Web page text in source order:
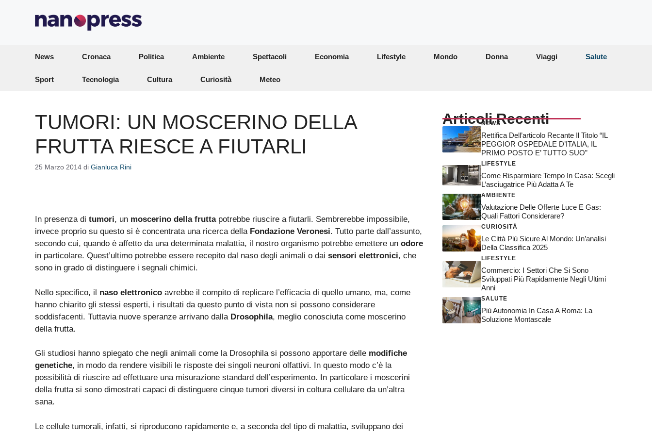
News Cronaca Politica Ambiente Spettacoli Economia Lifestyle Mondo Donna Viaggi Salute
Sport Tecnologia Cultura Curiosità Meteo
TUMORI: UN MOSCERINO DELLA
FRUTTA RIESCE A FIUTARLI
25 Marzo 2014 di Gianluca Rini
In presenza di tumori, un moscerino della fruttapotrebbe riuscire a fiutarli. Sembrerebbe impossibile,
invece proprio su questo si è concentrata una ricerca della Fondazione Veronesi. Tutto parte dall’assunto,
secondo cui, quando è affetto da una determinata malattia, il nostro organismo potrebbe emettere un odore
in particolare. Quest’ultimo potrebbe essere recepito dal naso degli animali o dai sensori elettronici, che
sono in grado di distinguere i segnali chimici.
Nello specifico, il naso elettronico avrebbe il compito di replicare l’efficacia di quello umano, ma, come
hanno chiarito gli stessi esperti, i risultati da questo punto di vista non si possono considerare
soddisfacenti. Tuttavia nuove speranze arrivano dalla Drosophila, meglio conosciuta come moscerino
della frutta.
Gli studiosi hanno spiegato che negli animali come la Drosophila si possono apportare delle modifiche
genetiche, in modo da rendere visibili le risposte dei singoli neuroni olfattivi. In questo modo c’è la
possibilità di riuscire ad effettuare una misurazione standard dell’esperimento. In particolare i moscerini
della frutta si sono dimostrati capaci di distinguere cinque tumori diversi in coltura cellulare da un’altra
sana.
Le cellule tumorali, infatti, si riproducono rapidamente e, a seconda del tipo di malattia, sviluppano dei
Articoli Recenti
NEWS
Rettifica Dell’articolo Recante Il Titolo “IL
PEGGIOR OSPEDALE D’ITALIA, IL
PRIMO POSTO E’ TUTTO SUO”
LIFESTYLE
Come Risparmiare Tempo In Casa: Scegli
L’asciugatrice Più Adatta A Te
AMBIENTE
Valutazione Delle Offerte Luce E Gas:
Quali Fattori Considerare?
CURIOSITÀ
Le Città Più Sicure Al Mondo: Un’analisi
Della Classifica 2025
LIFESTYLE
Commercio: I Settori Che Si Sono
Sviluppati Più Rapidamente Negli Ultimi
Anni
SALUTE
Più Autonomia In Casa A Roma: La
Soluzione Montascale